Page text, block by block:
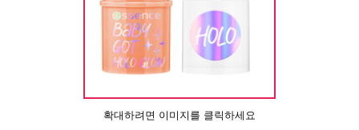
확대하려면 이미지를 클릭하세요